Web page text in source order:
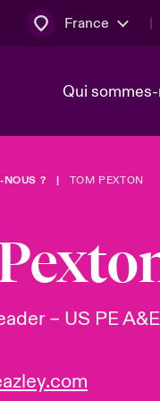
France
Qui
Conseil
Nous
Lumière
France
Client Cyber
NOUS ? TOM PEXTON
– US PE A&E